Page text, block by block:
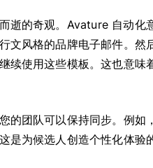
逝的奇观。Avature 自动化
文风格的品牌电子邮件。
续使用这些模板。这也意
的团队可以保持同步。例
是为候选人创造个性化体验